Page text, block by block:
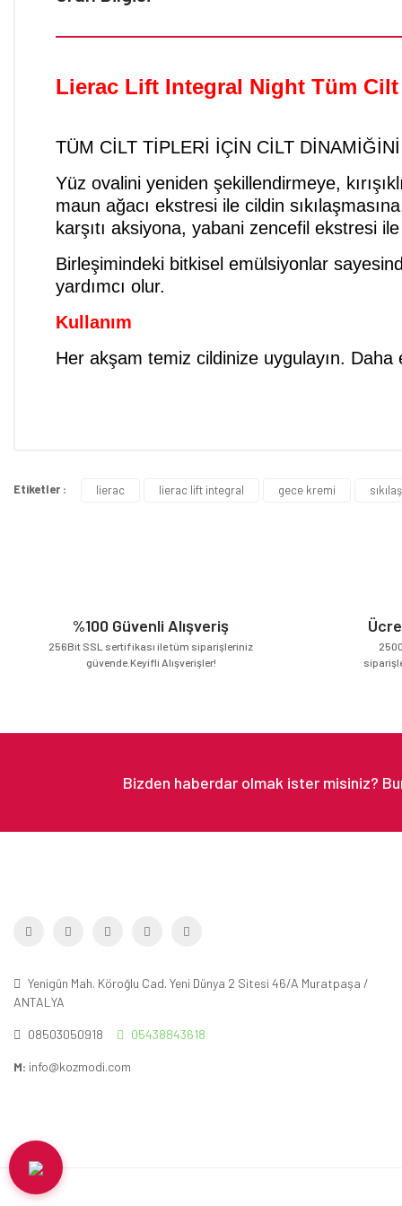
Lierac Lift Integral Night Tüm Cilt
TÜM CİLT TİPLERİ İÇİN CİLT
Yüz ovalini yeniden şekillendirmeye,
maun ağacı ekstresi ile cildin
karşıtı aksiyona, yabani zencefil ekstresi
Birleşimindeki bitkisel emülsiyonlar
yardımcı olur.
Kullanım
Her akşam temiz cildinize uygulayın.
Etiketler : lierac lierac lift integral gece kremi
%100 Güvenli Alışveriş
256Bit SSL sertifikası ile tüm siparişleriniz
güvende.Keyifli Alışverişler!
Yenigün Mah. Köroğlu Cad. Yeni Dünya 2 Sitesi 46/A Muratpaşa /
ANTALYA
08503050918 05438843618
M: info@kozmodi.com